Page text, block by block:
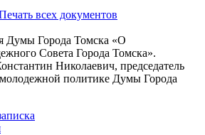
всех документов
Думы Города Томска «О
Совета Города Томска».
Николаевич, председатель
политике Думы Города